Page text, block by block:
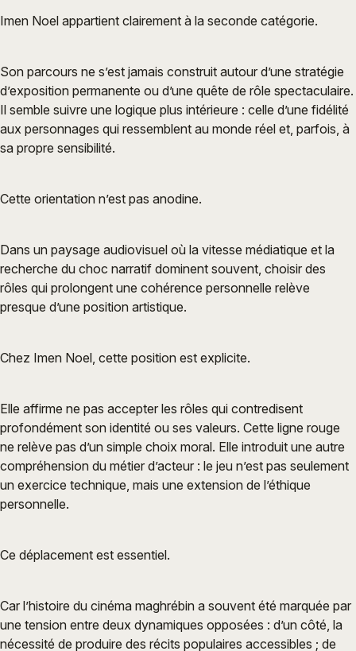
Imen Noel appartient clairement à la seconde catégorie.
Son parcours ne s’est jamais construit autour d’une stratégie
d’exposition permanente ou d’une quête de rôle spectaculaire.
Il semble suivre une logique plus intérieure : celle d’une fidélité
aux personnages qui ressemblent au monde réel et, parfois, à
sa propre sensibilité.
Cette orientation n’est pas anodine.
Dans un paysage audiovisuel où la vitesse médiatique et la
recherche du choc narratif dominent souvent, choisir des
rôles qui prolongent une cohérence personnelle relève
presque d’une position artistique.
Chez Imen Noel, cette position est explicite.
Elle affirme ne pas accepter les rôles qui contredisent
profondément son identité ou ses valeurs. Cette ligne rouge
ne relève pas d’un simple choix moral. Elle introduit une autre
compréhension du métier d’acteur : le jeu n’est pas seulement
un exercice technique, mais une extension de l’éthique
personnelle.
Ce déplacement est essentiel.
Car l’histoire du cinéma maghrébin a souvent été marquée par
une tension entre deux dynamiques opposées : d’un côté, la
nécessité de produire des récits populaires accessibles ; de